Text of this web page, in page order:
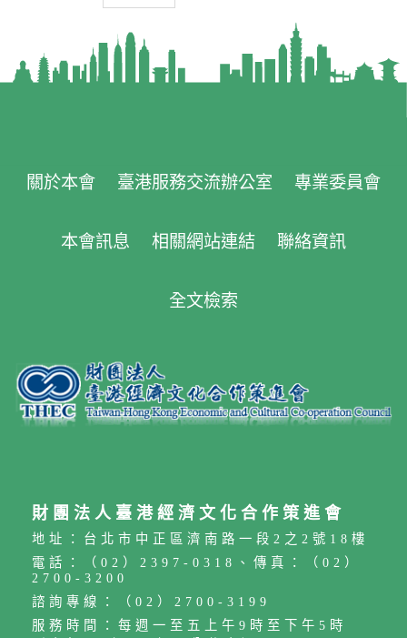
關於本會 臺港服務交流辦公室 專業委員會
本會訊息 相關網站連結 聯絡資訊
全文檢索
財團法人臺港經濟文化合作策進會
地址：台北市中正區濟南路一段2之2號18樓
電話：（02）2397-0318、傳真：（02）
2700-3200
諮詢專線：（02）2700-3199
服務時間：每週一至五上午9時至下午5時